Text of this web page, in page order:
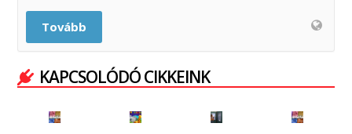
Tovább
KAPCSOLÓDÓ CIKKEINK